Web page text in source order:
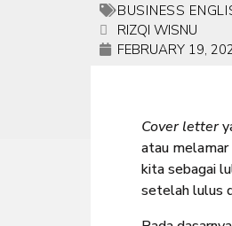
BUSINESS
RIZQI WISNU
FEBRUARY 19,
Cover letter
atau melamar
kita sebagai
setelah lulus